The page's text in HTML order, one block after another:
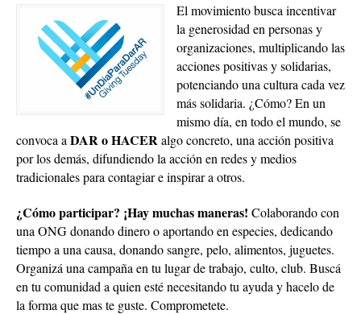
El movimiento busca incentivar
la generosidad en personas y
organizaciones, multiplicando las
acciones positivas y solidarias,
potenciando una cultura cada vez
más solidaria. ¿Cómo? En un
mismo día, en todo el mundo, se
convoca a DAR o HACERalgo concreto, una acción positiva
por los demás, difundiendo la acción en redes y medios
tradicionales para contagiar e inspirar a otros.
¿Cómo participar? ¡Hay muchas maneras! Colaborando con
una ONG donando dinero o aportando en especies, dedicando
tiempo a una causa, donando sangre, pelo, alimentos, juguetes.
Organizá una campaña en tu lugar de trabajo, culto, club. Buscá
en tu comunidad a quien esté necesitando tu ayuda y hacelo de
la forma que mas te guste. Comprometete.